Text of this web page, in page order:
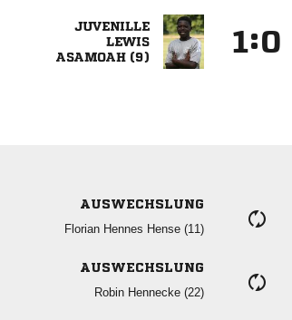


 
:
AUSWECHSLUNG
   
AUSWECHSLUNG
  